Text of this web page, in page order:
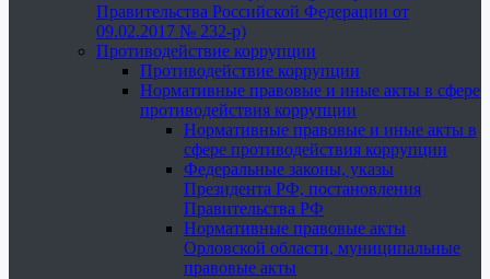
Правительства Российской Федерации от
09.02.2017 № 232-р)
Противодействие коррупции
Противодействие коррупции
Нормативные правовые и иные акты в сфере
противодействия коррупции
Нормативные правовые и иные акты в
сфере противодействия коррупции
Федеральные законы, указы
Президента РФ, постановления
Правительства РФ
Нормативные правовые акты
Орловской области, муниципальные
правовые акты